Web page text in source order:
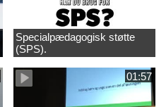
Specialpædagogisk støtte
(SPS).
01:57